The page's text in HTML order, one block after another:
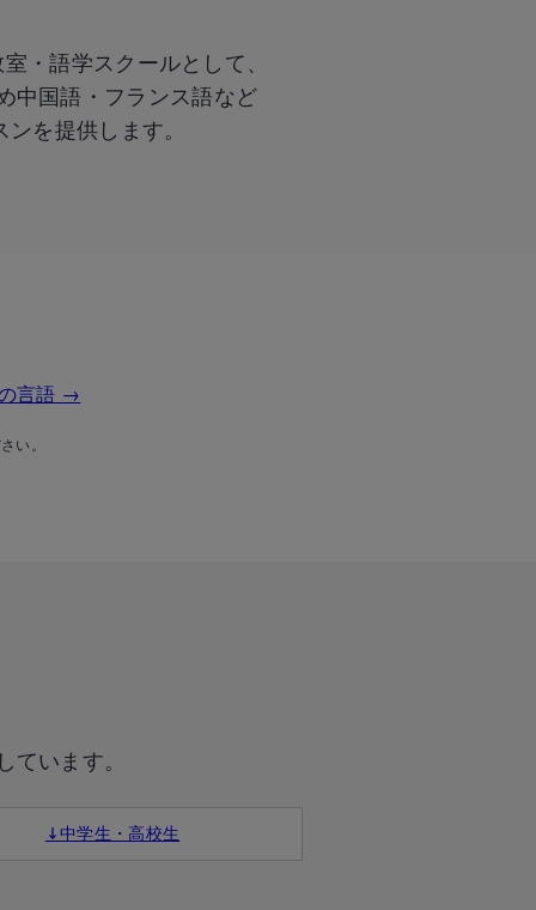
・語学スクールとして、
中国語・フランス語など
を提供します。
言語 →
い。
います。
↓中学生・高校生